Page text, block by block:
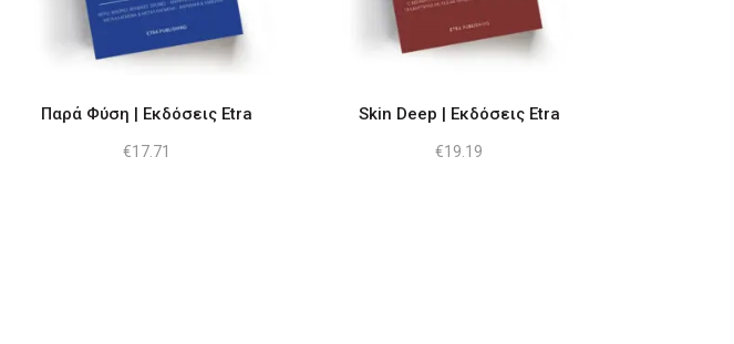
Παρά Φύση | Εκδόσεις Etra
€17.71
Skin Deep | Εκδόσεις Etra
€19.19